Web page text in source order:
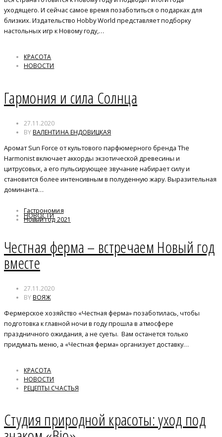
уходящего. И сейчас самое время позаботиться о подарках для
близких. Издательство Hobby World представляет подборку
настольных игр к Новому году,…
КРАСОТА
НОВОСТИ
Гармония и сила Солнца
27.11.2020
BYВАЛЕНТИНА ЕНДОВИЦКАЯ
Аромат Sun Force от культового парфюмерного бренда The
Harmonist включает аккорды экзотической древесины и
цитрусовых, а его пульсирующее звучание набирает силу и
становится более интенсивным в полуденную жару. Выразительная
доминанта…
НОВОСТИ
Гастрономия
Новый год 2021
Честная ферма – встречаем Новый год
вместе
27.11.2020
BYВОЯЖ
Фермерское хозяйство «Честная ферма» позаботилась, чтобы
подготовка к главной ночи в году прошла в атмосфере
праздничного ожидания, а не суеты. Вам останется только
придумать меню, а «Честная ферма» организует доставку…
КРАСОТА
НОВОСТИ
РЕЦЕПТЫ СЧАСТЬЯ
Студия природной красоты: уход под